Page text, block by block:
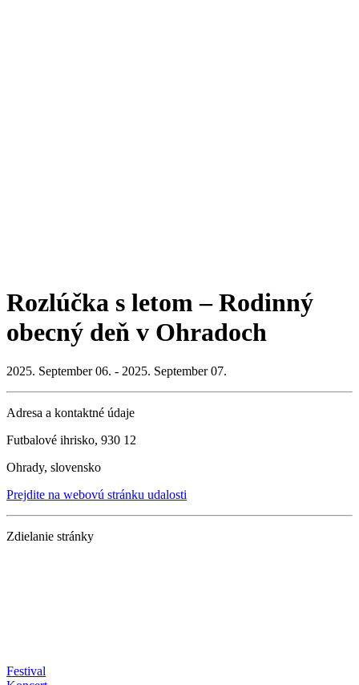
Rozlúčka s letom – Rodinný
obecný deň v Ohradoch
2025. September 06. - 2025. September 07.
Adresa a kontaktné údaje
Futbalové ihrisko, 930 12
Ohrady, slovensko
Prejdite na webovú stránku udalosti
Zdielanie stránky
Festival